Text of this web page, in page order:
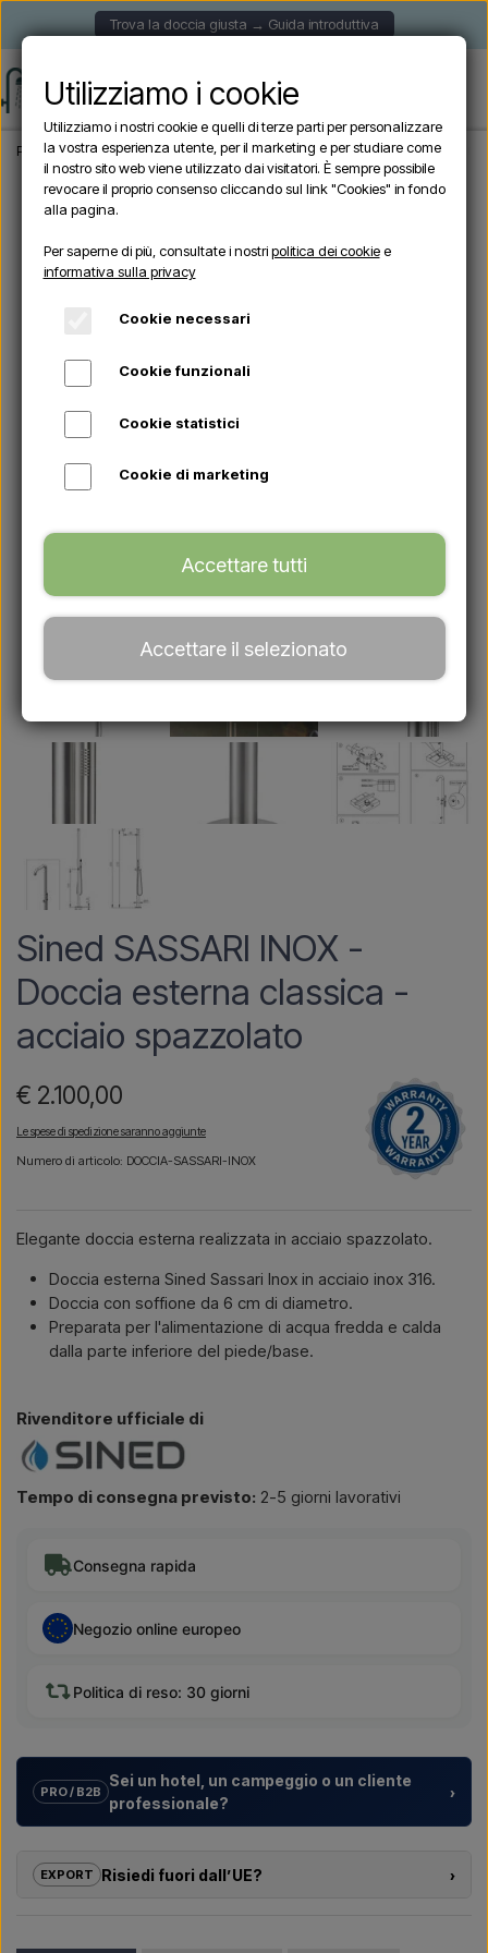
Trova la doccia giusta → Guida introduttiva
Pagina iniziale Doccia da giardino Docce autoportanti Sined SASSARI
Sined SASSARI INOX -
Doccia esterna classica -
acciaio spazzolato
€ 2.100,00
Le spese di spedizione saranno aggiunte
Numero di articolo: DOCCIA-SASSARI-INOX
Elegante doccia esterna realizzata in acciaio spazzolato.
Doccia esterna Sined Sassari Inox in acciaio inox 316.
Doccia con soffione da 6 cm di diametro.
Preparata per l'alimentazione di acqua fredda e calda
dalla parte inferiore del piede/base.
Rivenditore ufficiale di
Tempo di consegna previsto: 2-5 giorni lavorativi
Consegna rapida
Negozio online europeo
Politica di reso: 30 giorni
PRO / B2B
Sei un hotel, un campeggio o un cliente
professionale?
›
immobiliari con
dalla scelta del modello alla corretta installazione.
grande? Contattaci – rispondiamo rapidamente.
EXPORT Risiedi fuori dall’UE?
›
Utilizziamo i cookie
Utilizziamo i nostri cookie e quelli di terze parti per personalizzare
la vostra esperienza utente, per il marketing e per studiare come
il nostro sito web viene utilizzato dai visitatori. È sempre possibile
revocare il proprio consenso cliccando sul link "Cookies" in fondo
alla pagina.
Per saperne di più, consultate i nostripolitica dei cookiee
informativa sulla privacy
Cookie necessari
Cookie funzionali
Cookie statistici
Cookie di marketing
Accettare tutti
Accettare il selezionato